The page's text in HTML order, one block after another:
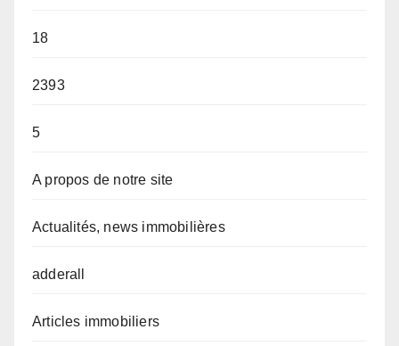
18
2393
5
A propos de notre site
Actualités, news immobilières
adderall
Articles immobiliers